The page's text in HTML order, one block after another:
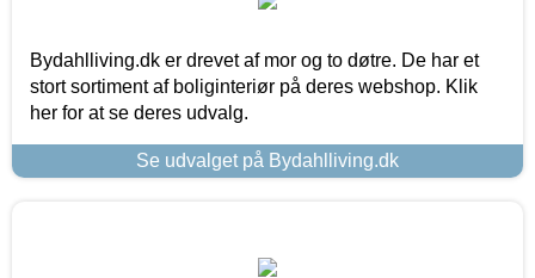
Bydahlliving.dk er drevet af mor og to døtre. De har et
stort sortiment af boliginteriør på deres webshop. Klik
her for at se deres udvalg.
Se udvalget på Bydahlliving.dk